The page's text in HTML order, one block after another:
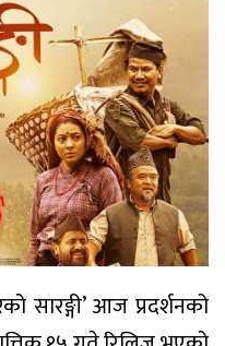
सारङ्गी’ आज प्रदर्शनको